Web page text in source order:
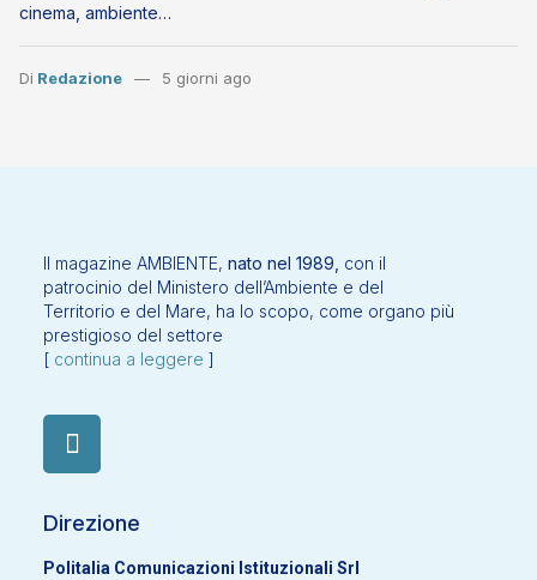
cinema, ambiente…
Di Redazione 5 giorni ago
Il magazine AMBIENTE, nato nel 1989, con il
patrocinio del Ministero dell’Ambiente e del
Territorio e del Mare, ha lo scopo, come organo più
prestigioso del settore
[ continua a leggere ]
Direzione
Politalia Comunicazioni Istituzionali Srl